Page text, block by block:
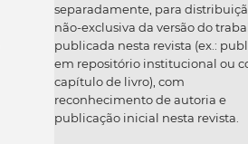
separadamente, para
não-exclusiva da versão do
publicada nesta revista (ex.:
em repositório institucional ou
capítulo de livro), com
reconhecimento de autoria e
publicação inicial nesta revista.